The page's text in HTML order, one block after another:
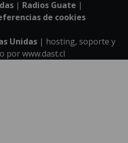
| Radios Guate |
de cookies
Unidas| hosting, soporte y
porwww.dast.cl